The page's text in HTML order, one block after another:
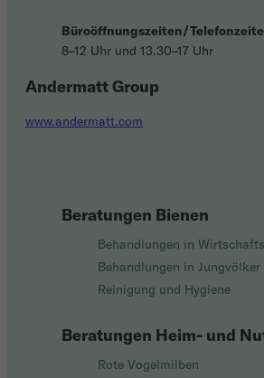
Beratungen Bienen
Behandlungen in
Behandlungen in
Reinigung und Hygiene
Beratungen Heim- und
Rote Vogelmilben
Büroöffnungszeiten/
8–12 Uhr und 13.30–17 Uhr
Andermatt Group
www.andermatt.com